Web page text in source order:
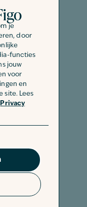
je
door
functies
jouw
voor
en
site. Lees
Privacy
en
we dan
jeukende
tegen
snelle
op het